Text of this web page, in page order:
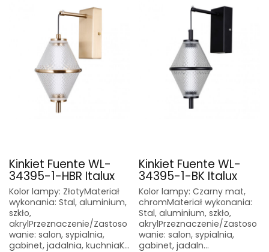
Kinkiet Fuente WL-
34395-1-HBR Italux
Kolor lampy: ZłotyMateriał
wykonania: Stal, aluminium,
szkło,
akrylPrzeznaczenie/Zastoso
wanie: salon, sypialnia,
gabinet, jadalnia, kuchniaK...
Kinkiet Fuente WL-
34395-1-BK Italux
Kolor lampy: Czarny mat,
chromMateriał wykonania:
Stal, aluminium, szkło,
akrylPrzeznaczenie/Zastoso
wanie: salon, sypialnia,
gabinet, jadaln...